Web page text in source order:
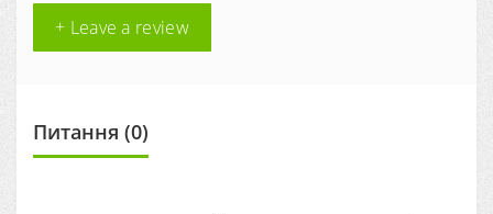
+ Leave a review
Питання (0)